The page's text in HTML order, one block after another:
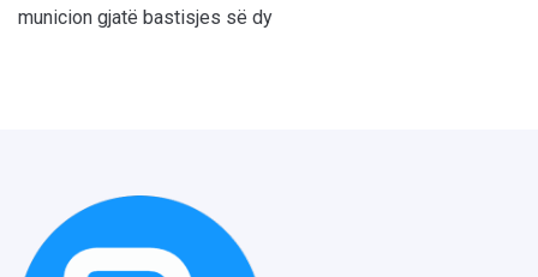
municion gjatë bastisjes së dy